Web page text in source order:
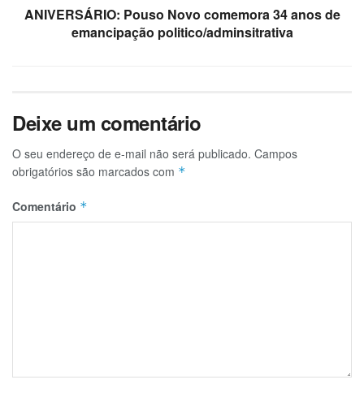
ANIVERSÁRIO: Pouso Novo comemora 34 anos de
emancipação politico/adminsitrativa
Deixe um comentário
O seu endereço de e-mail não será publicado. Campos
obrigatórios são marcados com *
Comentário *